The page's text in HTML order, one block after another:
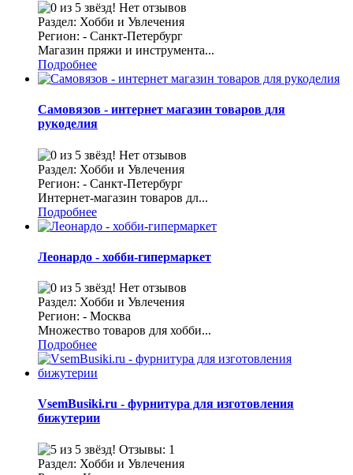
Нет отзывов
Раздел: Хобби и Увлечения
Регион: - Санкт-Петербург
Магазин пряжи и инструмента...
Подробнее
Самовязов - интернет магазин товаров для
рукоделия
Нет отзывов
Раздел: Хобби и Увлечения
Регион: - Санкт-Петербург
Интернет-магазин товаров дл...
Подробнее
Леонардо - хобби-гипермаркет
Нет отзывов
Раздел: Хобби и Увлечения
Регион: - Москва
Множество товаров для хобби...
Подробнее
VsemBusiki.ru - фурнитура для изготовления
бижутерии
Отзывы: 1
Раздел: Хобби и Увлечения